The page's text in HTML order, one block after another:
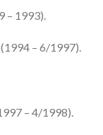
– 1993).
– 6/1997).
– 4/1998).